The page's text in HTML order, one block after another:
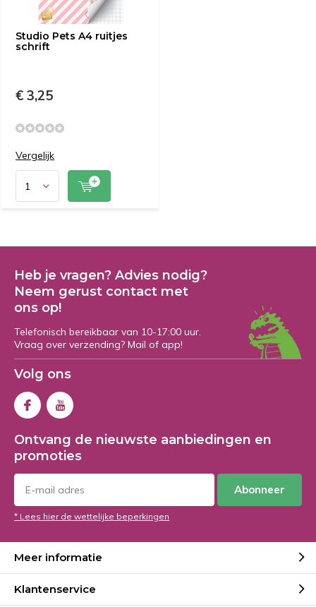
Studio Pets A4 ruitjes
schrift
€ 3,25
Vergelijk
Heb je vragen? Advies nodig?
Neem gerust contact met
ons op!
Telefonisch bereikbaar van 10-17:00 uur.
Vraag over verzending? Mail of app!
Volg ons
Ontvang de nieuwste aanbiedingen en
promoties
Abonneer
* Lees hier de wettelijke beperkingen
Meer informatie
Klantenservice